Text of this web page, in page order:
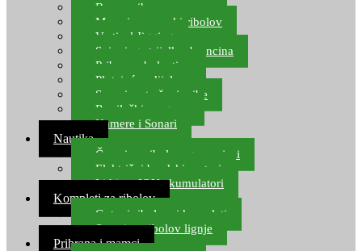
Brum prihrana za more
Mamci za morski ribolov
Vertical Jigging
Spinning strijelke, brancina
Pribor za bolentino
Plutajuća odijela
Sonari za traženje ribe
Ronilački program
Kamere i Sonari
Nautika
Čamci za ribolov, gumenjaci
Električni brodski motori
Lithium ION akumulatori
Kompleti za ribolov
Gotovi ribolovni kompleti
Setovi za ribolov lignje
Prihrana i mamci